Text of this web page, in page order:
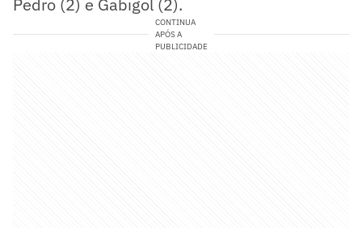
Pedro (2) e Gabigol (2).
CONTINUA
APÓS A
PUBLICIDADE